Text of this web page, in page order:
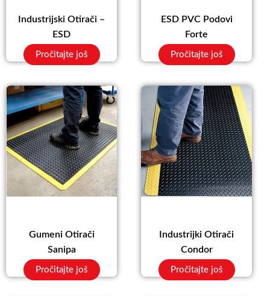
Industrijski Otirači –
ESD
Pročitajte još
ESD PVC Podovi
Forte
Pročitajte još
Gumeni Otirači
Sanipa
Pročitajte još
Industrijki Otirači
Condor
Pročitajte još